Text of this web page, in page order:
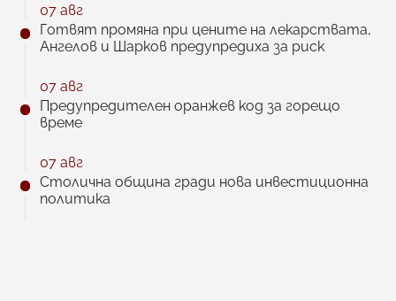
07 авг
Готвят промяна при цените на лекарствата,
Ангелов и Шарков предупредиха за риск
07 авг
Предупредителен оранжев код за горещо
време
07 авг
Столична община гради нова инвестиционна
политика